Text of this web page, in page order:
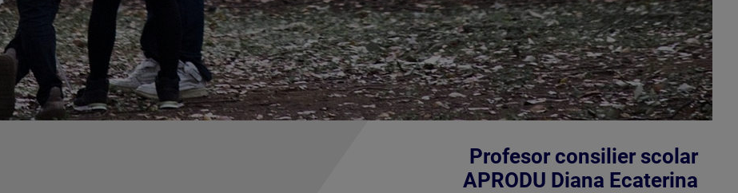
Profesor consilier scolar
APRODU Diana Ecaterina